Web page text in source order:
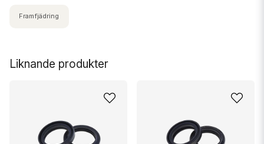
Liknande produkter
Framfjädring